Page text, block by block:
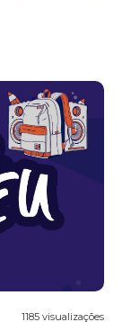
1185 visualizações